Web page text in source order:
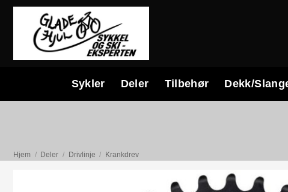
Skip
Sykler Deler Tilbehør Dekk/
Hjem / Deler / Drivlinje / Krankdrev